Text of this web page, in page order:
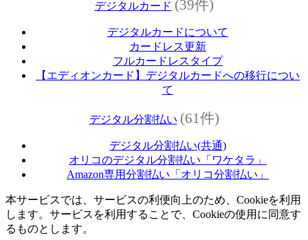
デジタルカード (39件)
デジタルカードについて
カードレス更新
フルカードレスタイプ
【エディオンカード】デジタルカードへの移行につい
て
デジタル分割払い (61件)
デジタル分割払い(共通)
オリコのデジタル分割払い「ワケタラ」
Amazon専用分割払い「オリコ分割払い」
本サービスでは、サービスの利便向上のため、Cookieを利用
します。サービスを利用することで、Cookieの使用に同意す
るものとします。